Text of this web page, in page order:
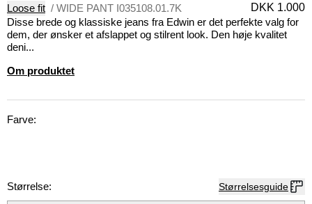
Loose fit / WIDE PANT I035108.01.7K
DKK 1.000
Disse brede og klassiske jeans fra Edwin er det perfekte valg for
dem, der ønsker et afslappet og stilrent look. Den høje kvalitet
deni...
Om produktet
Farve:
Størrelse: Størrelsesguide